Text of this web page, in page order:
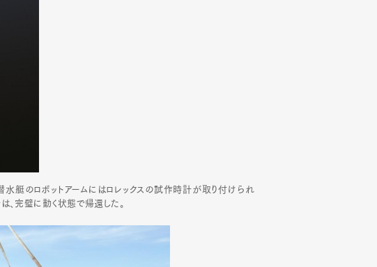
Pen international Pen tw
艇のロボットアームにはロレックスの試作時計が取り付けられ
完璧に動く状態で帰還した。